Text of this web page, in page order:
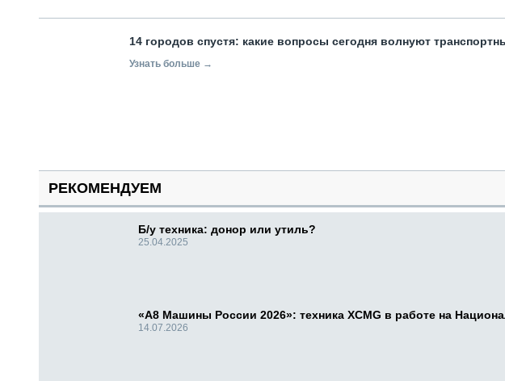
14 городов спустя: какие вопросы сегодня волнуют
Узнать больше →
РЕКОМЕНДУЕМ
Б/у техника: донор или утиль?
25.04.2025
«А8 Машины России 2026»: техника XCMG в работе на
14.07.2026